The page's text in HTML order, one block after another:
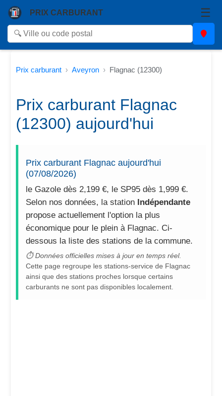
PRIX CARBURANT ☰
Prix carburant Aveyron Flagnac (12300)
Prix carburant Flagnac
(12300) aujourd'hui
Prix carburant Flagnac aujourd'hui
(07/08/2026)
le Gazole dès 2,199 €, le SP95 dès 1,999 €.
Selon nos données, la station Indépendante
propose actuellement l'option la plus
économique pour le plein à Flagnac. Ci-
dessous la liste des stations de la commune.
⏱ Données officielles mises à jour en temps réel.
Cette page regroupe les stations-service de Flagnac
ainsi que des stations proches lorsque certains
carburants ne sont pas disponibles localement.